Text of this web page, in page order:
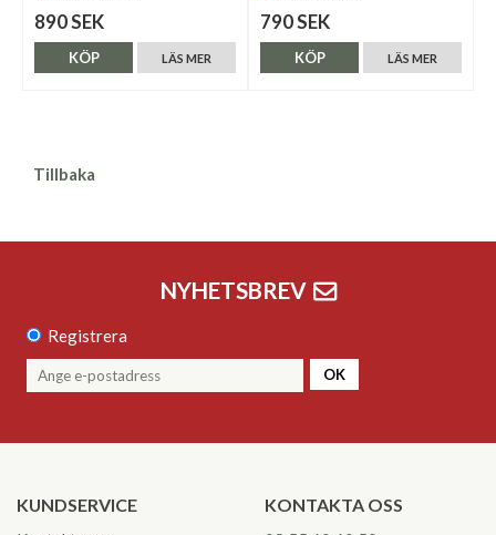
890 SEK
LÄS MER
KÖP
790 SEK
LÄS MER
KÖP
Tillbaka
NYHETSBREV
Registrera
OK
KUNDSERVICE KONTAKTA OSS